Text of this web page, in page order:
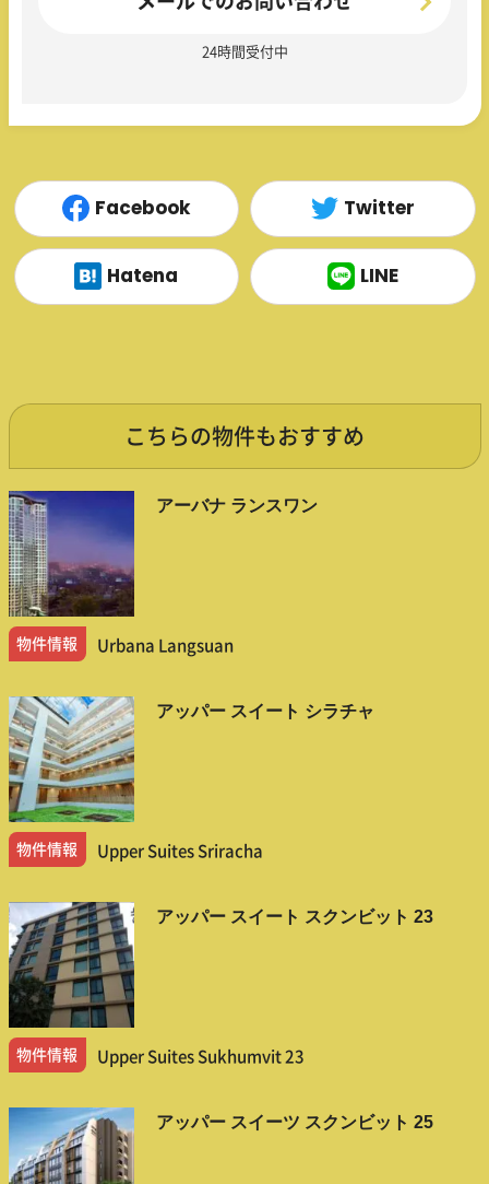
24時間受付中
Facebook Twitter
Hatena LINE
こちらの物件もおすすめ
アーバナ ランスワン
物件情報 Urbana Langsuan
アッパー スイート シラチャ
物件情報 Upper Suites Sriracha
アッパー スイート スクンビット 23
物件情報 Upper Suites Sukhumvit 23
アッパー スイーツ スクンビット 25